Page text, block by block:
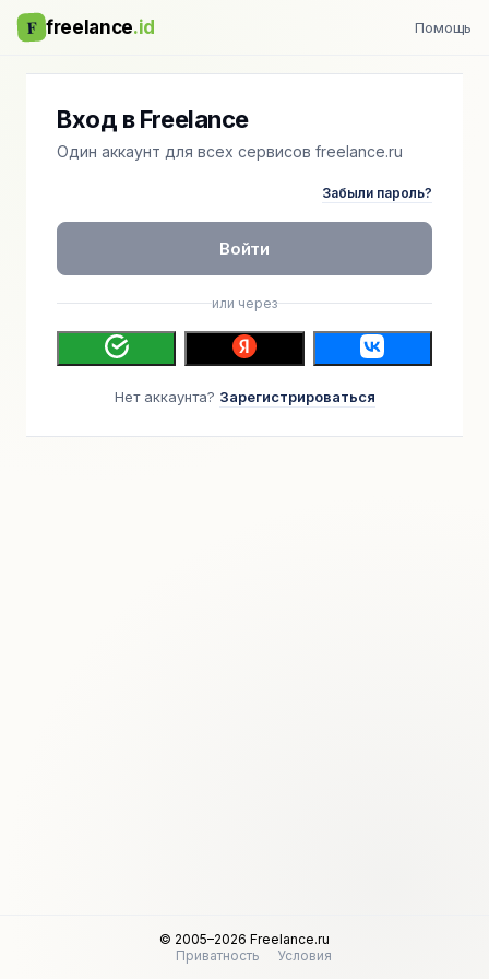
F freelance.id Помощь
Вход в Freelance
Один аккаунт для всех сервисов freelance.ru
Забыли пароль?
Войти
или через
Нет аккаунта? Зарегистрироваться
© 2005–2026 Freelance.ru
Приватность
Условия